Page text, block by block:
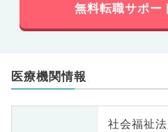
無料転職サポー
医療機関情報
社会福祉